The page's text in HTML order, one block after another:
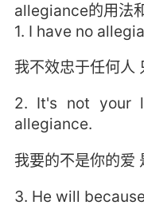
allegiance的用法
1. I have no
我不效忠于任何人
2. It's not your
allegiance.
我要的不是你的爱
3. He will